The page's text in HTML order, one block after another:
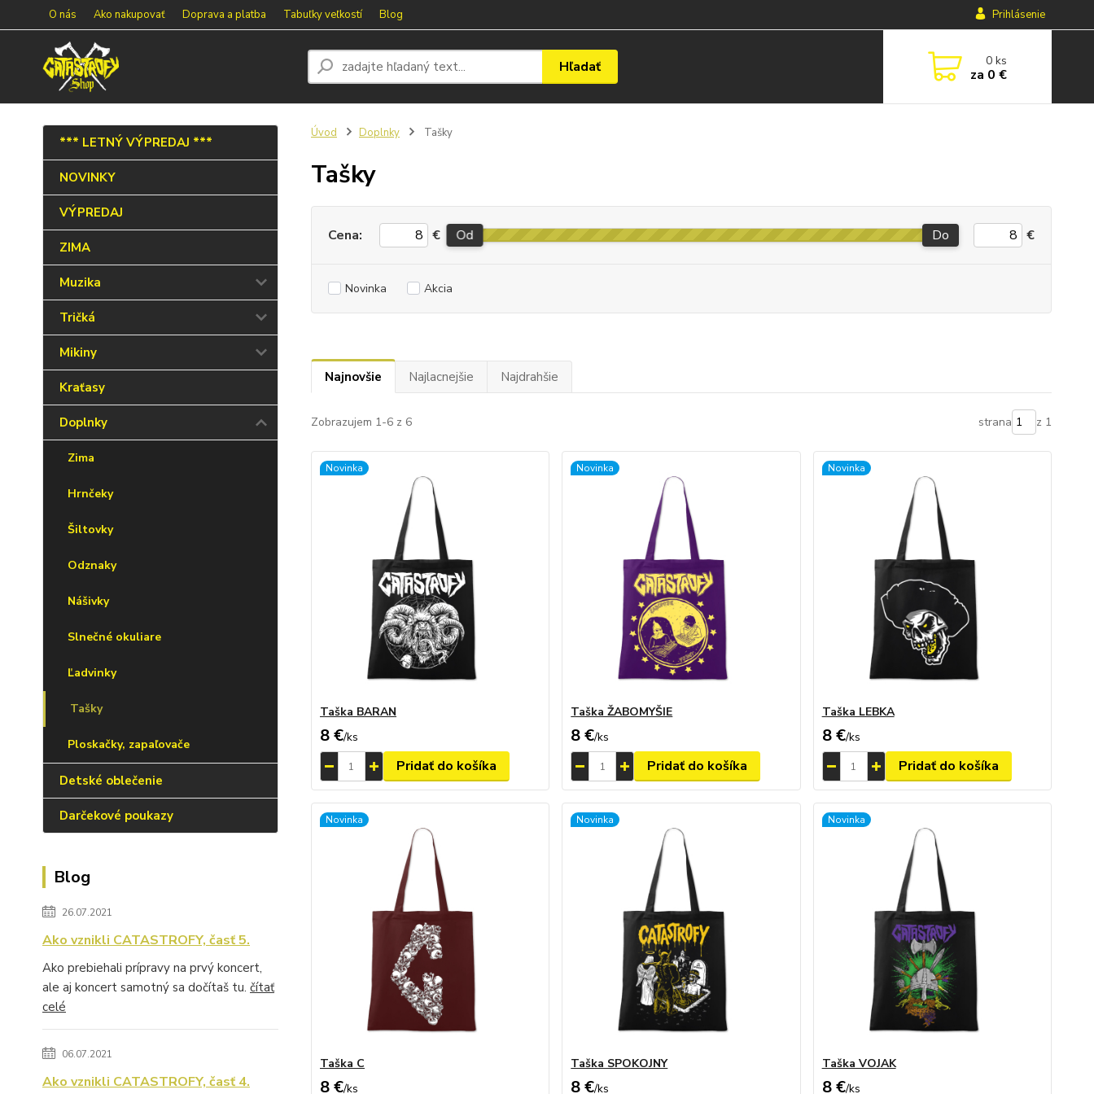
O nás Ako nakupovať Doprava a platba Tabuľky veľkostí Blog Prihlásenie
Hľadať 0ks
za 0 €
*** LETNÝ VÝPREDAJ ***
NOVINKY
VÝPREDAJ
ZIMA
Muzika
Tričká
Mikiny
Kraťasy
Doplnky
Zima
Hrnčeky
Šiltovky
Odznaky
Nášivky
Slnečné okuliare
Ľadvinky
Tašky
Ploskačky, zapaľovače
Detské oblečenie
Darčekové poukazy
Blog
26.07.2021
Ako vznikli CATASTROFY, časť 5.
Ako prebiehali prípravy na prvý koncert,
ale aj koncert samotný sa dočítaš tu. čítať
celé
06.07.2021
Ako vznikli CATASTROFY, časť 4.
Úvod Doplnky Tašky
Tašky
Cena: € Od Do €
Novinka Akcia
Najnovšie Najlacnejšie Najdrahšie
Zobrazujem 1-6 z 6 strana z 1
Novinka
Taška BARAN
8 €/ks
Pridať do košíka
Novinka
Taška ŽABOMYŠIE
8 €/ks
Pridať do košíka
Novinka
Taška LEBKA
8 €/ks
Pridať do košíka
Novinka
Taška C
8 €/ks
Novinka
Taška SPOKOJNY
8 €/ks
Novinka
Taška VOJAK
8 €/ks